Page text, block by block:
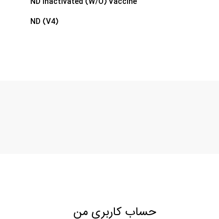
ND (V4)
حساب کاربری من